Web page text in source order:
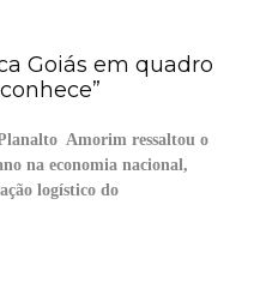
Goiás em quadro
Amorim ressaltou o
na economia nacional,
logístico do